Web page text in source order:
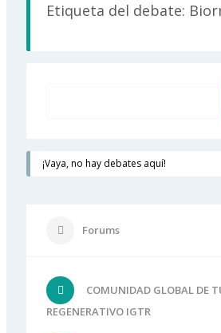
Etiqueta del debate:
¡Vaya, no hay debates aquí!
Forums
COMUNIDAD GLOBAL DE
REGENERATIVO IGTR